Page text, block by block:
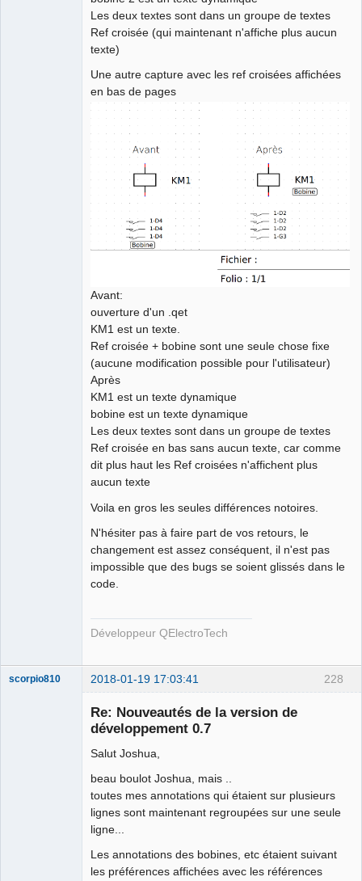
Les deux textes sont dans un groupe de textes
Ref croisée (qui maintenant n'affiche plus aucun
texte)
Une autre capture avec les ref croisées affichées
en bas de pages
Avant:
ouverture d'un .qet
KM1 est un texte.
Ref croisée + bobine sont une seule chose fixe
(aucune modification possible pour l'utilisateur)
Après
KM1 est un texte dynamique
bobine est un texte dynamique
Les deux textes sont dans un groupe de textes
Ref croisée en bas sans aucun texte, car comme
dit plus haut les Ref croisées n'affichent plus
aucun texte
Voila en gros les seules différences notoires.
N'hésiter pas à faire part de vos retours, le
changement est assez conséquent, il n'est pas
impossible que des bugs se soient glissés dans le
code.
Développeur QElectroTech
228
scorpio810 2018-01-19 17:03:41
Re: Nouveautés de la version de
développement 0.7
Salut Joshua,
beau boulot Joshua, mais ..
toutes mes annotations qui étaient sur plusieurs
lignes sont maintenant regroupées sur une seule
ligne...
Les annotations des bobines, etc étaient suivant
les préférences affichées avec les références